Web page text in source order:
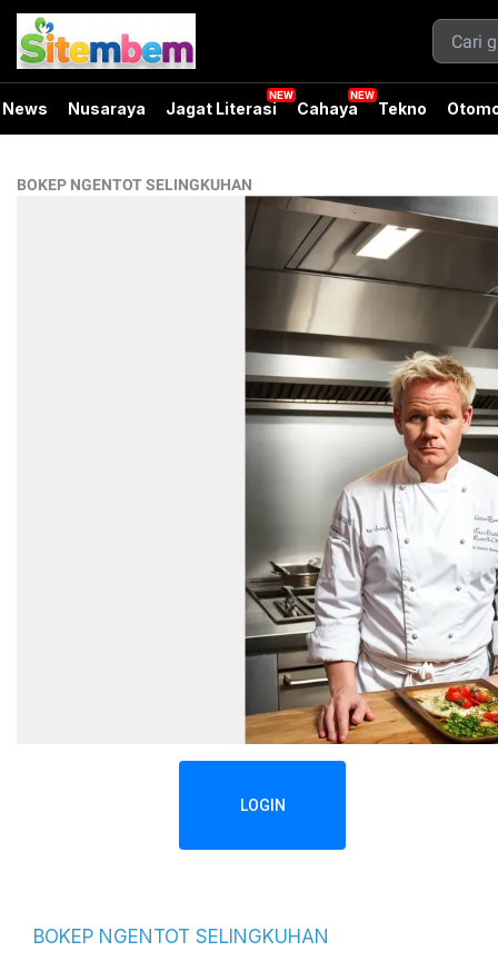
News Nusaraya Jagat Literasi Cahaya Tekno
BOKEP NGENTOT SELINGKUHAN
LOGIN
BOKEP NGENTOT SELINGKUHAN